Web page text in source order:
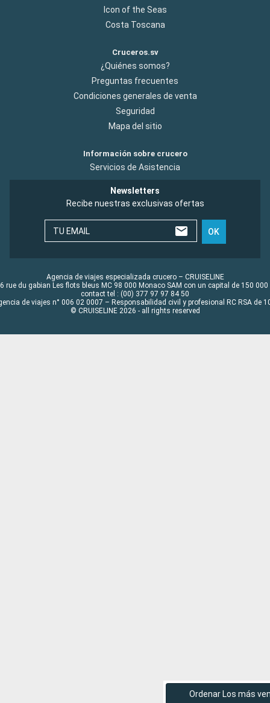
Ordenar Los más
Icon of the Seas
Costa Toscana
Cruceros.sv
¿Quiénes somos?
Preguntas frecuentes
Condiciones generales de venta
Seguridad
Mapa del sitio
Información sobre crucero
Servicios de Asistencia
Newsletters
Recibe nuestras exclusivas ofertas
TU EMAIL OK
Agencia de viajes especializada crucero – CRUISELINE
rue du gabian Les flots bleus MC 98 000 Monaco SAM con un capital de 150 000
contact tel : (00) 377 97 97 84 50
de viajes n° 006 02 0007 – Responsabilidad civil y profesional RC RSA de
© CRUISELINE 2026 - all rights reserved